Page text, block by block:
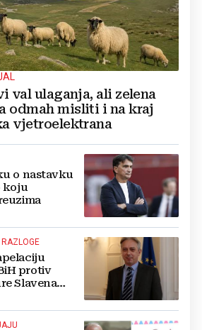
val ulaganja, ali zelena
odmah misliti i na kraj
vjetroelektrana
o nastavku
koju
protiv
Slavena